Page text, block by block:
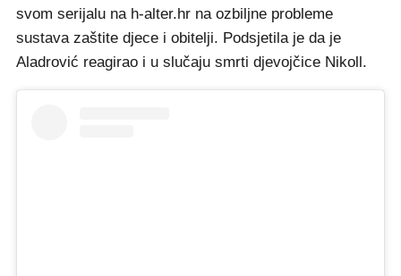
svom serijalu na h-alter.hr na ozbiljne probleme
sustava zaštite djece i obitelji. Podsjetila je da je
Aladrović reagirao i u slučaju smrti djevojčice Nikoll.